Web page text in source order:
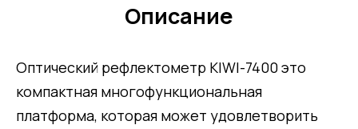
Описание
Оптический рефлектометр KIWI-7400 это
компактная многофункциональная
платформа, которая может удовлетворить